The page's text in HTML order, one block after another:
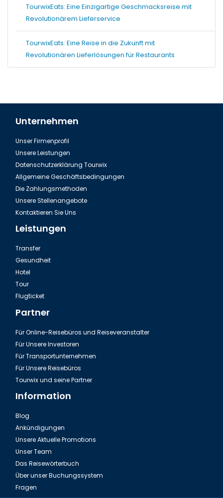
TourwixEats: Eine Einzigartige Geschmacksreise mit
Revolutionärem Lieferservice
TourwixEats: Eine Reise in die Zukunft mit
Revolutionären Lieferlösungen für Restaurants
Unternehmen
Unser Firmenprofil
Unsere Leistungen
Datenschutzerklärung Tourwix
Allgemeine Geschäftsbedingungen
Die Zahlungsmethoden
Unsere Stellenangebote
Kontaktieren Sie Uns
Leistungen
Transfer
Gesundheit
Hotel
Tour
Flugticket
Partner
Für Online-Reisebüros und Reiseveranstalter
Für Unsere Investoren
Für Transportunternehmen
Für Unsere Reisebüros
Tourwix und seine Partner
Information
Blog
Ankündigungen
Unsere Aktuelle Promotions
Unser Team
Das Reisewörterbuch
Über unser Buchungssystem
Fragen